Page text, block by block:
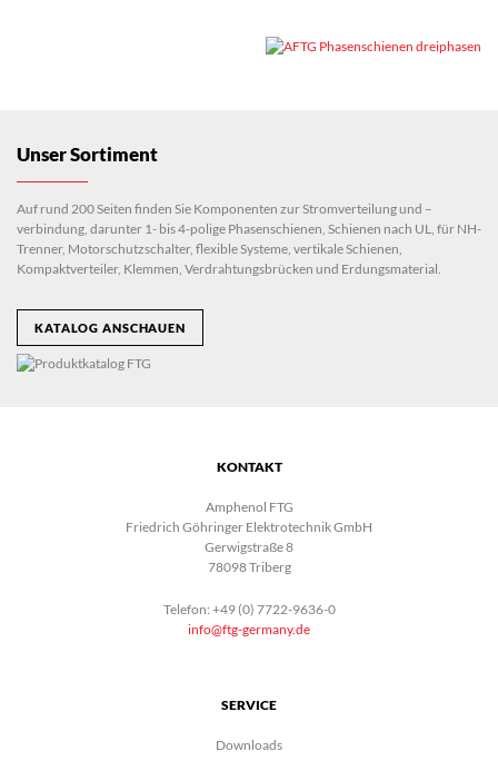
Unser Sortiment
Auf rund 200 Seiten finden Sie Komponenten zur Stromverteilung und –
verbindung, darunter 1- bis 4-polige Phasenschienen, Schienen nach UL, für NH-
Trenner, Motorschutzschalter, flexible Systeme, vertikale Schienen,
Kompaktverteiler, Klemmen, Verdrahtungsbrücken und Erdungsmaterial.
KATALOG ANSCHAUEN
KONTAKT
Amphenol FTG
Friedrich Göhringer Elektrotechnik GmbH
Gerwigstraße 8
78098 Triberg
Telefon: +49 (0) 7722-9636-0
info@ftg-germany.de
SERVICE
Downloads